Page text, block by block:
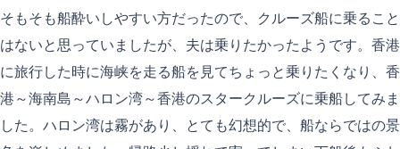
そもそも船酔いしやすい方だったので、クルーズ船に乗ること
はないと思っていましたが、夫は乗りたかったようです。香港
に旅行した時に海峡を走る船を見てちょっと乗りたくなり、香
港～海南島～ハロン湾～香港のスタークルーズに乗船してみま
した。ハロン湾は霧があり、とても幻想的で、船ならではの景